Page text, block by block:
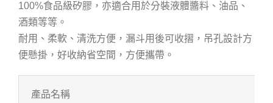
100%食品級矽膠，亦適合用於分裝液體醬料、油品、
酒類等等。
耐用、柔軟、清洗方便，漏斗用後可收摺，吊孔設計方
便懸掛，好收納省空間，方便攜帶。
產品名稱